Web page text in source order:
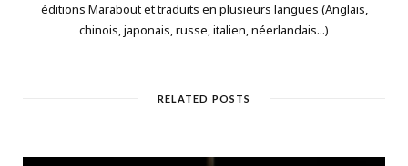
éditions Marabout et traduits en plusieurs langues (Anglais,
chinois, japonais, russe, italien, néerlandais...)
RELATED POSTS